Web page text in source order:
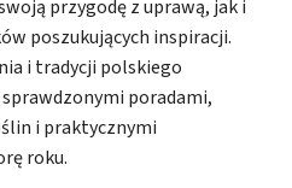
przygodę z uprawą, jak i
poszukujących inspiracji.
i tradycji polskiego
poradami,
i praktycznymi
roku.